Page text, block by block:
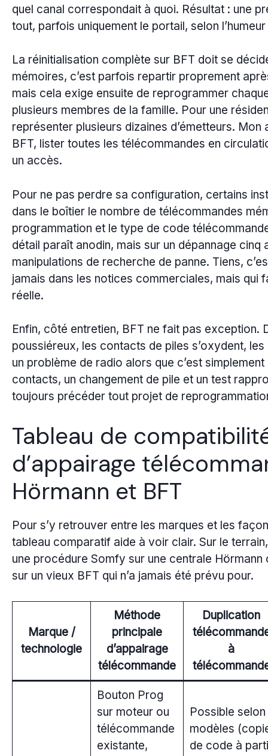
quel canal correspondait à quoi. Résultat : une
tout, parfois uniquement le portail, selon
La réinitialisation complète sur BFT doit se
mémoires, c’est parfois repartir proprement
mais cela exige ensuite de reprogrammer
plusieurs membres de la famille. Pour une
représenter plusieurs dizaines d’émetteurs.
BFT, lister toutes les télécommandes en
un accès.
Pour ne pas perdre sa configuration, certains
dans le boîtier le nombre de télécommandes
programmation et le type de code
détail paraît anodin, mais sur un dépannage
manipulations de recherche de panne. Tiens,
jamais dans les notices commerciales, mais qui
réelle.
Enfin, côté entretien, BFT ne fait pas exception.
poussiéreux, les contacts de piles s’oxydent,
un problème de radio alors que c’est
contacts, un changement de pile et un test
toujours précéder tout projet de
Tableau de
d’appairage
Hörmann et BFT
Pour s’y retrouver entre les marques et les
tableau comparatif aide à voir clair. Sur le
une procédure Somfy sur une centrale
sur un vieux BFT qui n’a jamais été prévu pour.
Marque /
technologie
Méthode
principale
d’appairage
télécommande
Duplication
à
Bouton Prog
sur moteur ou
télécommande
existante,
Possible selon
modèles
de code à